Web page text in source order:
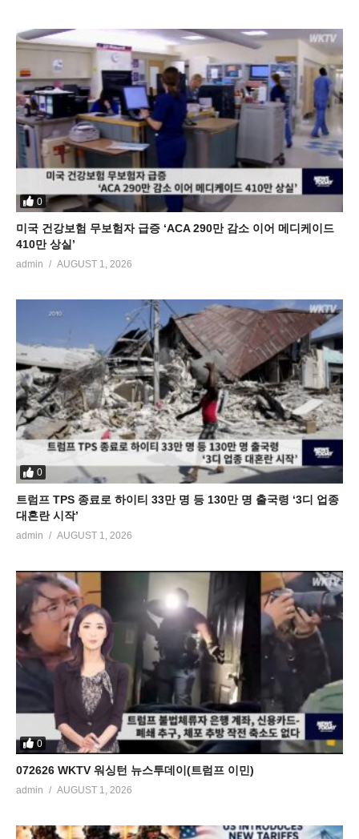
0
미국 건강보험 무보험자 급증 ‘ACA 290만 감소 이어 메디케이드
410만 상실’
admin AUGUST 1, 2026
0
트럼프 TPS 종료로 하이티 33만 명 등 130만 명 출국령 ‘3디 업종
대혼란 시작’
admin AUGUST 1, 2026
0
072626 WKTV 워싱턴 뉴스투데이(트럼프 이민)
admin AUGUST 1, 2026